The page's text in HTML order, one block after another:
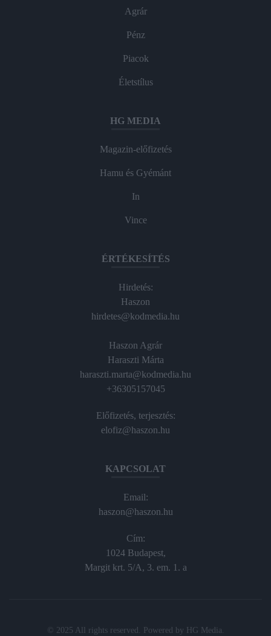
Agrár
Pénz
Piacok
Életstílus
HG MEDIA
Magazin-előfizetés
Hamu és Gyémánt
In
Vince
ÉRTÉKESÍTÉS
Hirdetés:
Haszon
hirdetes@kodmedia.hu
Haszon Agrár
Haraszti Márta
haraszti.marta@kodmedia.hu
+36305157045
Előfizetés, terjesztés:
elofiz@haszon.hu
KAPCSOLAT
Email:
haszon@haszon.hu
Cím:
1024 Budapest,
Margit krt. 5/A, 3. em. 1. a
© 2025 All rights reserved. Powered by HG Media